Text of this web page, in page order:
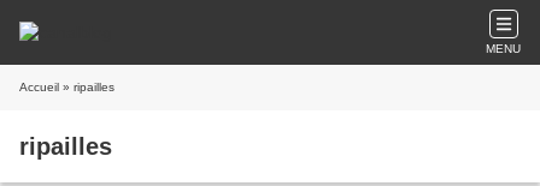
MENU
Accueil » ripailles
ripailles